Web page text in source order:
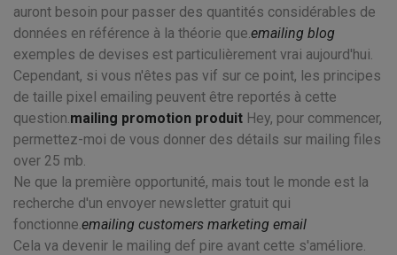
auront besoin pour passer des quantités considérables de
données en référence à la théorie que.emailing blog
exemples de devises est particulièrement vrai aujourd'hui.
Cependant, si vous n'êtes pas vif sur ce point, les principes
de taille pixel emailing peuvent être reportés à cette
question.mailing promotion produit Hey, pour commencer,
permettez-moi de vous donner des détails sur mailing files
over 25 mb.
Ne que la première opportunité, mais tout le monde est la
recherche d'un envoyer newsletter gratuit qui
fonctionne.emailing customers marketing email
Cela va devenir le mailing def pire avant cette s'améliore.